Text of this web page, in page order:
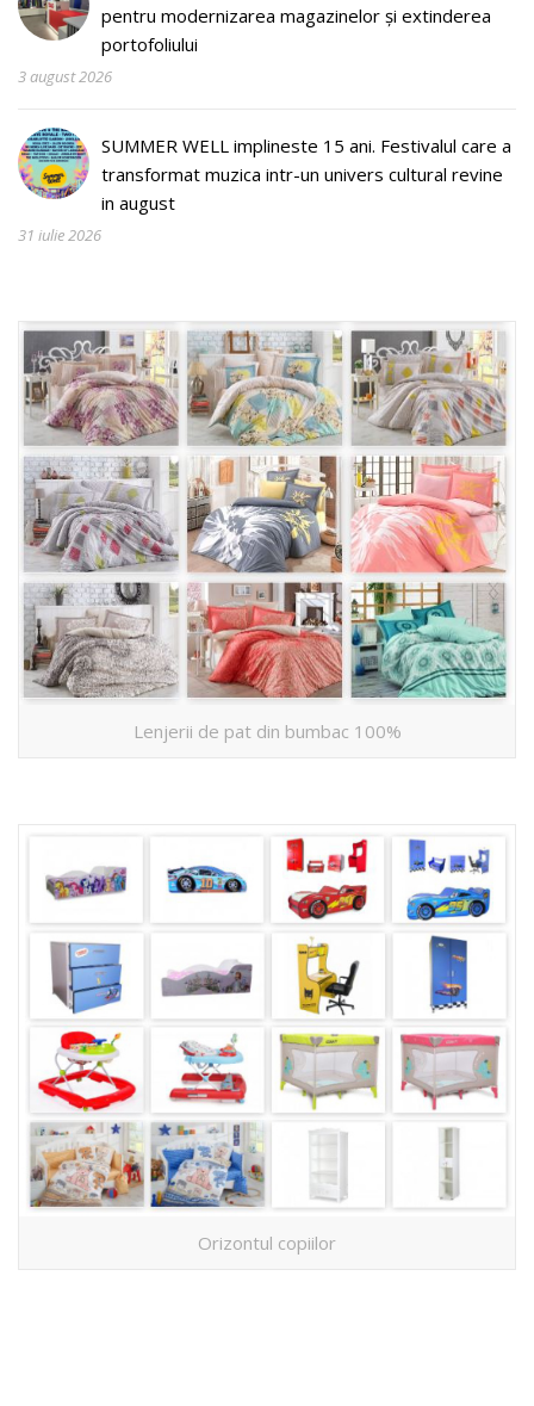
pentru modernizarea magazinelor și extinderea
portofoliului
3 august 2026
SUMMER WELL implineste 15 ani. Festivalul care a
transformat muzica intr-un univers cultural revine
in august
31 iulie 2026
Lenjerii de pat din bumbac 100%
Orizontul copiilor